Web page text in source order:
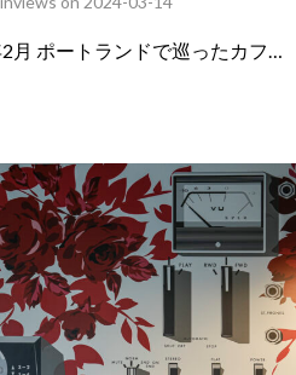
月 ポートランドで巡ったカフ…